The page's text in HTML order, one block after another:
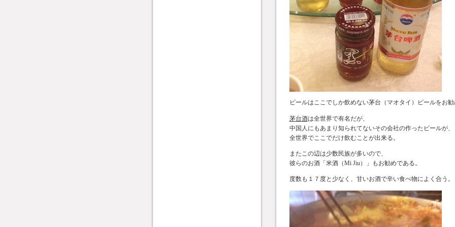
ビールはここでしか飲めない茅台（マオタイ）ビールをお勧
茅台酒は全世界で有名だが、
中国人にもあまり知られてないその会社の作ったビールが、
全世界でここでだけ飲むことが出来る。
またこの辺は少数民族が多いので、
彼らのお酒「米酒（Mi Jiu）」もお勧めである。
度数も１７度と少なく、甘いお酒で辛い食べ物によく合う。